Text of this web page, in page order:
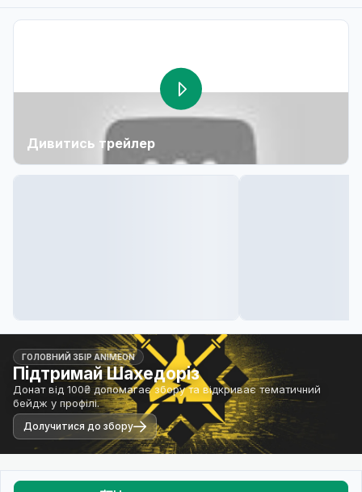
Дивитись трейлер
ГОЛОВНИЙ ЗБІР ANIMEON
Підтримай Шахедоріз
Донат від 100₴ допомагає збору та відкриває тематичний
бейдж у профілі.
Долучитися до збору